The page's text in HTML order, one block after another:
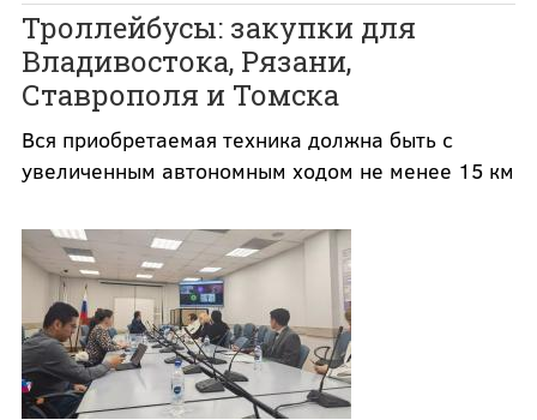
Троллейбусы: закупки для
Владивостока, Рязани,
Ставрополя и Томска
Вся приобретаемая техника должна быть с
увеличенным автономным ходом не менее 15 км